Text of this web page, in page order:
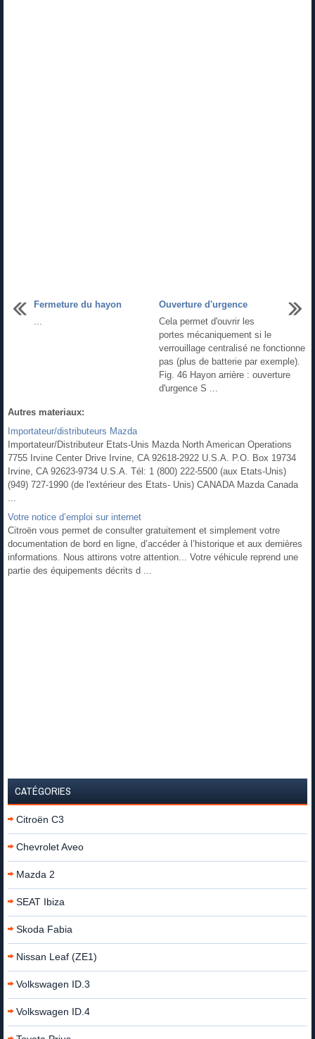
Fermeture du hayon
...
Ouverture d'urgence
Cela permet d'ouvrir les
portes mécaniquement si le
verrouillage centralisé ne fonctionne
pas (plus de batterie par exemple).
Fig. 46 Hayon arrière : ouverture
d'urgence S ...
Autres materiaux:
Importateur/distributeurs Mazda
Importateur/Distributeur Etats-Unis Mazda North American Operations
7755 Irvine Center Drive Irvine, CA 92618-2922 U.S.A. P.O. Box 19734
Irvine, CA 92623-9734 U.S.A. Tél: 1 (800) 222-5500 (aux Etats-Unis)
(949) 727-1990 (de l'extérieur des Etats- Unis) CANADA Mazda Canada
...
Votre notice d’emploi sur internet
Citroën vous permet de consulter gratuitement et simplement votre
documentation de bord en ligne, d’accéder à l’historique et aux dernières
informations. Nous attirons votre attention... Votre véhicule reprend une
partie des équipements décrits d ...
CATÉGORIES
Citroën C3
Chevrolet Aveo
Mazda 2
SEAT Ibiza
Skoda Fabia
Nissan Leaf (ZE1)
Volkswagen ID.3
Volkswagen ID.4